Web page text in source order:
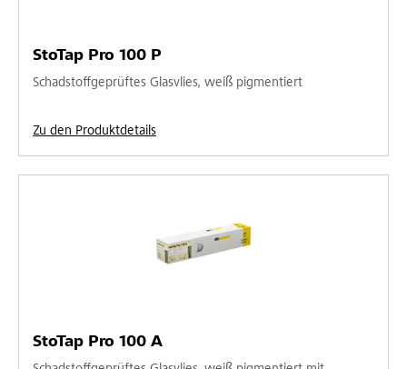
StoTap Pro 100 P
Schadstoffgeprüftes Glasvlies, weiß pigmentiert
Zu den Produktdetails
StoTap Pro 100 A